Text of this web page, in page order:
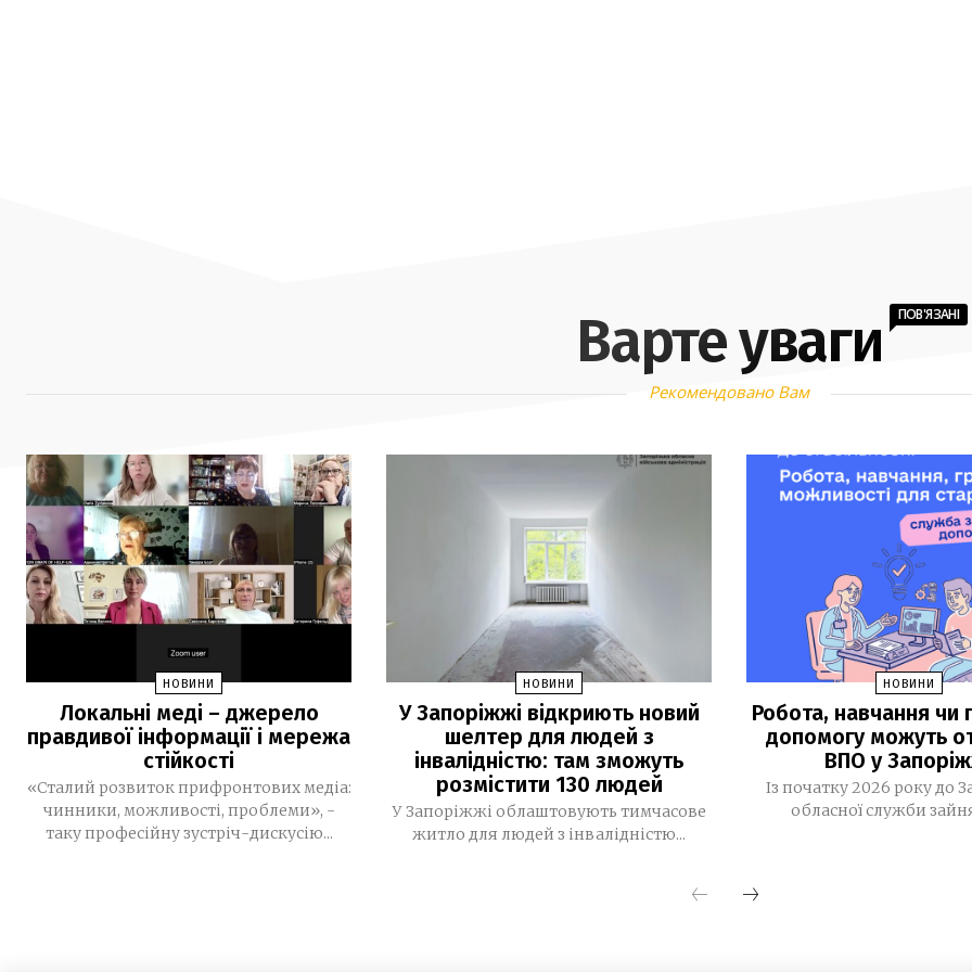
Варте уваги ПОВ'ЯЗАНІ
Рекомендовано Вам
НОВИНИ
Локальні меді – джерело
правдивої інформації і мережа
стійкості
«Сталий розвиток прифронтових медіа:
чинники, можливості, проблеми», -
таку професійну зустріч-дискусію...
НОВИНИ
У Запоріжжі відкриють новий
шелтер для людей з
інвалідністю: там зможуть
розмістити 130 людей
У Запоріжжі облаштовують тимчасове
житло для людей з інвалідністю...
НОВИНИ
Робота, навчання чи
допомогу можуть
ВПО у
Із початку 2026 року до
обласної служби